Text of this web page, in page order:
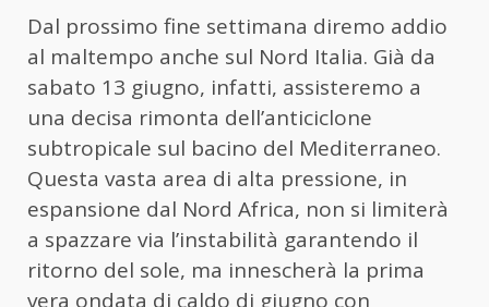
Dal prossimo fine settimana diremo addio
al maltempo anche sul Nord Italia. Già da
sabato 13 giugno, infatti, assisteremo a
una decisa rimonta dell’anticiclone
subtropicale sul bacino del Mediterraneo.
Questa vasta area di alta pressione, in
espansione dal Nord Africa, non si limiterà
a spazzare via l’instabilità garantendo il
ritorno del sole, ma innescherà la prima
vera ondata di caldo di giugno con